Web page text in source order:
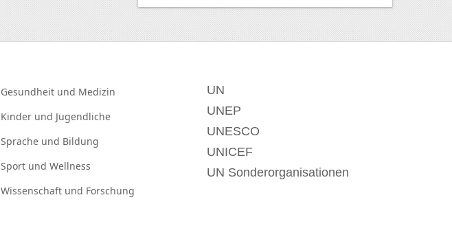
Gesundheit und Medizin
Kinder und Jugendliche
Sprache und Bildung
Sport und Wellness
Wissenschaft und Forschung
UN
UNEP
UNESCO
UNICEF
UN Sonderorganisationen